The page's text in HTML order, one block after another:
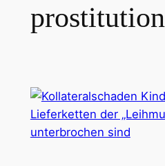
prostitution